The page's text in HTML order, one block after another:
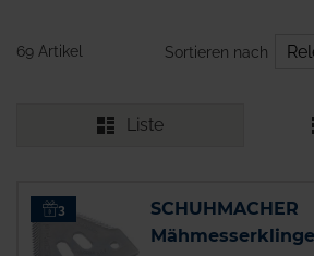
69 Artikel Sortieren nach
Liste
3
SCHUHMACHER